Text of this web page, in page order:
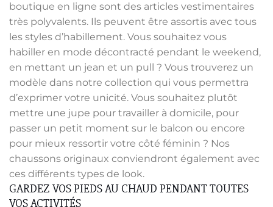
boutique en ligne sont des articles vestimentaires
très polyvalents. Ils peuvent être assortis avec tous
les styles d’habillement. Vous souhaitez vous
habiller en mode décontracté pendant le weekend,
en mettant un jean et un pull ? Vous trouverez un
modèle dans notre collection qui vous permettra
d’exprimer votre unicité. Vous souhaitez plutôt
mettre une jupe pour travailler à domicile, pour
passer un petit moment sur le balcon ou encore
pour mieux ressortir votre côté féminin ? Nos
chaussons originaux conviendront également avec
ces différents types de look.
GARDEZ VOS PIEDS AU CHAUD PENDANT TOUTES
VOS ACTIVITÉS